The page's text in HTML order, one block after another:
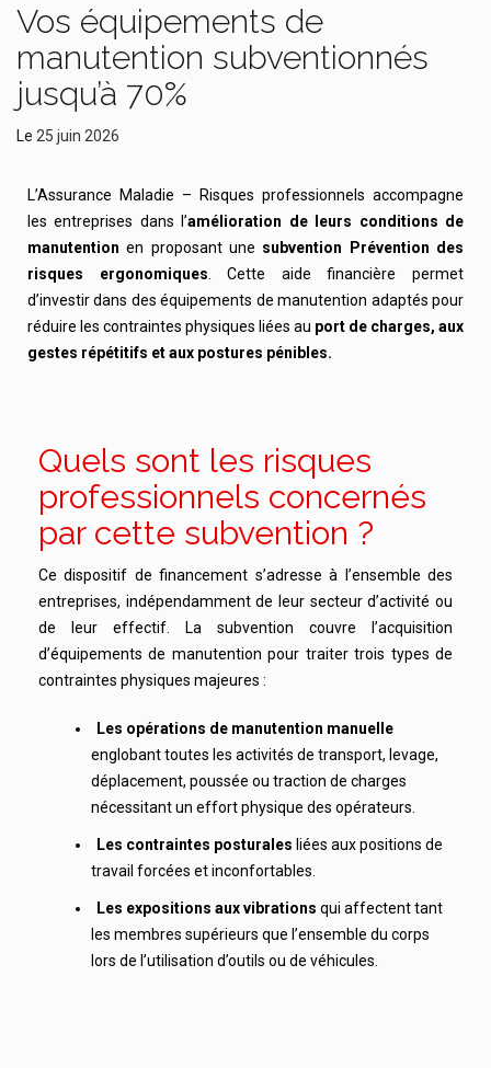
Vos équipements de
manutention subventionnés
jusqu’à 70%
Le 25 juin 2026
L’Assurance Maladie – Risques professionnels accompagne
les entreprises dans l’amélioration de leurs conditions de
manutention en proposant une subvention Prévention des
risques ergonomiques . Cette aide financière permet
d’investir dans des équipements de manutention adaptés pour
réduire les contraintes physiques liées au port de charges, aux
gestes répétitifs et aux postures pénibles.
Quels sont les risques
professionnels concernés
par cette subvention ?
Ce dispositif de financement s’adresse à l’ensemble des
entreprises, indépendamment de leur secteur d’activité ou
de leur effectif. La subvention couvre l’acquisition
d’équipements de manutention pour traiter trois types de
contraintes physiques majeures :
Les opérations de manutention manuelle
englobant toutes les activités de transport, levage,
déplacement, poussée ou traction de charges
nécessitant un effort physique des opérateurs.
Les contraintes posturales liées aux positions de
travail forcées et inconfortables.
Les expositions aux vibrations qui affectent tant
les membres supérieurs que l’ensemble du corps
lors de l’utilisation d’outils ou de véhicules.